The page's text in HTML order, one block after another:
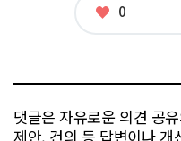
좋
0
댓글은 자유로운 의견 공
제안, 건의 등 답변이나 개